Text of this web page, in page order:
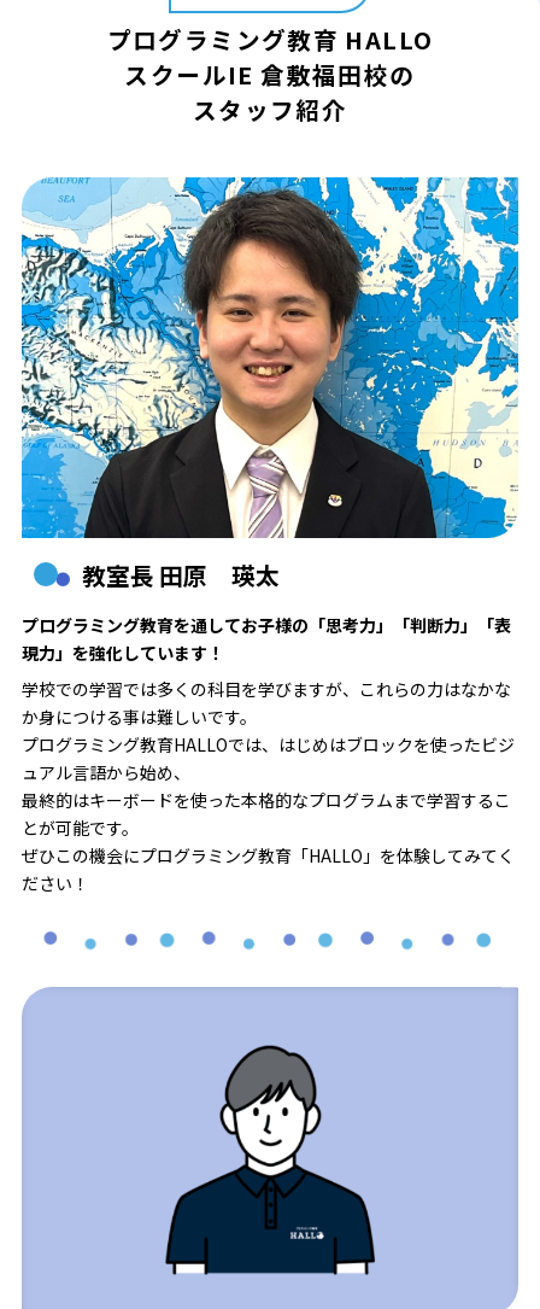
プログラミング教育 HALLO
スクールIE 倉敷福田校の
スタッフ紹介
教室長 田原 瑛太
プログラミング教育を通してお子様の「思考力」「判断力」「表
現力」を強化しています！
学校での学習では多くの科目を学びますが、これらの力はなかな
か身につける事は難しいです。
プログラミング教育HALLOでは、はじめはブロックを使ったビジ
ュアル言語から始め、
最終的はキーボードを使った本格的なプログラムまで学習するこ
とが可能です。
ぜひこの機会にプログラミング教育「HALLO」を体験してみてく
ださい！